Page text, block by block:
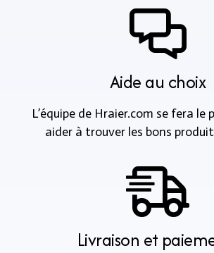
Aide au choix
L’équipe de Hraier.com se fera le
aider à trouver les bons
Livraison et